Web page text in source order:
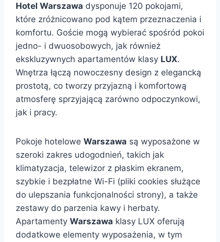
Hotel Warszawa dysponuje 120 pokojami,
które zróżnicowano pod kątem przeznaczenia i
komfortu. Goście mogą wybierać spośród pokoi
jedno- i dwuosobowych, jak również
ekskluzywnych apartamentów klasy LUX.
Wnętrza łączą nowoczesny design z elegancką
prostotą, co tworzy przyjazną i komfortową
atmosferę sprzyjającą zarówno odpoczynkowi,
jak i pracy.
Pokoje hotelowe Warszawa są wyposażone w
szeroki zakres udogodnień, takich jak
klimatyzacja, telewizor z płaskim ekranem,
szybkie i bezpłatne Wi-Fi (pliki cookies służące
do ulepszania funkcjonalności strony), a także
zestawy do parzenia kawy i herbaty.
Apartamenty Warszawa klasy LUX oferują
dodatkowe elementy wyposażenia, w tym